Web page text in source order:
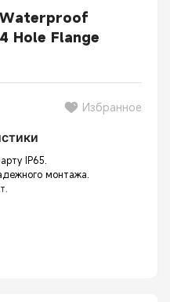
Waterproof
Hole Flange
Избранное
IP65.
монтажа.